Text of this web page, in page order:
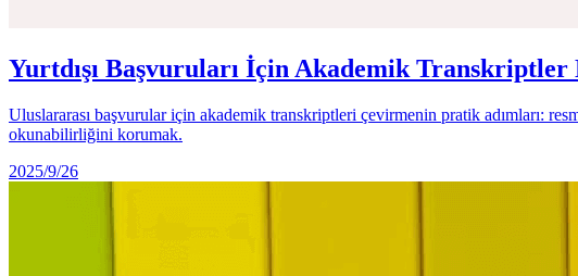
Yurtdışı Başvuruları İçin Akademik Transkriptler
Uluslararası başvurular için akademik transkriptleri çevirmenin pratik adımları:
okunabilirliğini korumak.
2025/9/26